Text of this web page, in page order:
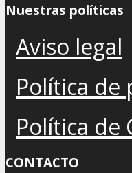
Nuestras políticas
Aviso legal
Política de
Política de
CONTACTO